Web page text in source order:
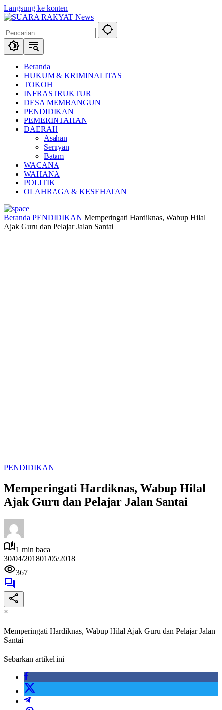
Langsung ke konten
Beranda
HUKUM & KRIMINALITAS
TOKOH
INFRASTRUKTUR
DESA MEMBANGUN
PENDIDIKAN
PEMERINTAHAN
DAERAH
Asahan
Seruyan
Batam
WACANA
WAHANA
POLITIK
OLAHRAGA & KESEHATAN
Beranda PENDIDIKAN Memperingati Hardiknas, Wabup Hilal
Ajak Guru dan Pelajar Jalan Santai
PENDIDIKAN
Memperingati Hardiknas, Wabup Hilal
Ajak Guru dan Pelajar Jalan Santai
1 min baca
30/04/201801/05/2018
367
×
Memperingati Hardiknas, Wabup Hilal Ajak Guru dan Pelajar Jalan
Santai
Sebarkan artikel ini